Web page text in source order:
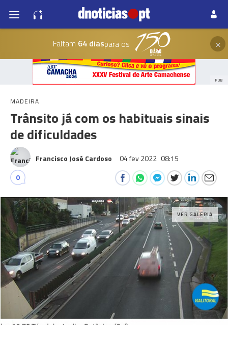
Faltam 64 diaspara os ×
PUB
MADEIRA
Trânsito já com os habituais sinais
de dificuldades
Francisco José Cardoso 04 fev 2022 08:15
0
VER GALERIA